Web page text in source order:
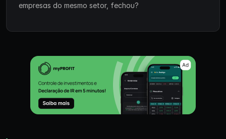
empresas do mesmo setor, fechou?